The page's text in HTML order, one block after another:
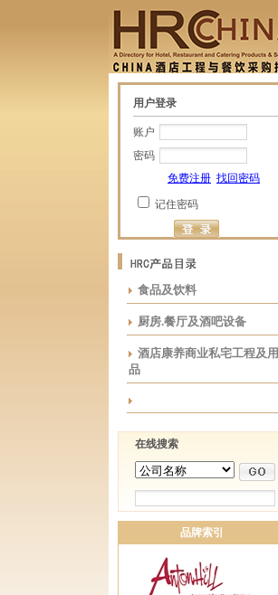
用户登录
账户
密码
免费注册 找回密码
记住密码
食品及饮料
厨房.餐厅及酒吧设备
酒店康养商业私宅工程及用
品
在线搜索
品牌索引